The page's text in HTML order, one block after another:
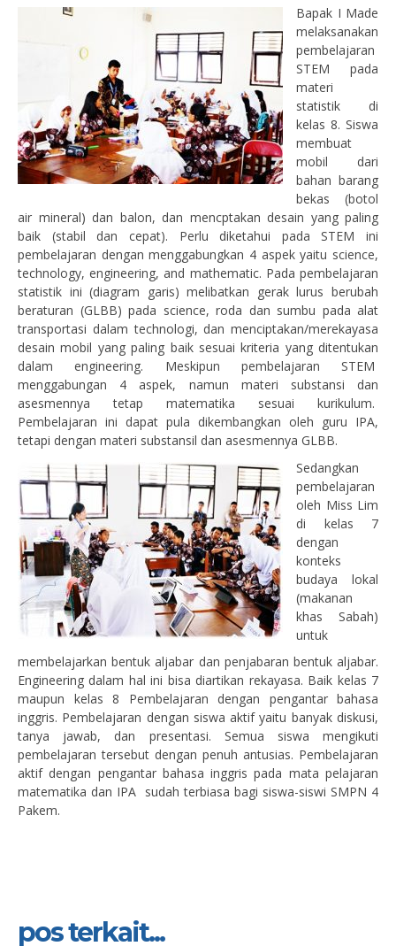
Bapak I Made
melaksanakan
pembelajaran
STEM pada
materi
statistik di
kelas 8. Siswa
membuat
mobil dari
bahan barang
bekas (botol
air mineral) dan balon, dan mencptakan desain yang paling
baik (stabil dan cepat). Perlu diketahui pada STEM ini
pembelajaran dengan menggabungkan 4 aspek yaitu science,
technology, engineering, and mathematic. Pada pembelajaran
statistik ini (diagram garis) melibatkan gerak lurus berubah
beraturan (GLBB) pada science, roda dan sumbu pada alat
transportasi dalam technologi, dan menciptakan/merekayasa
desain mobil yang paling baik sesuai kriteria yang ditentukan
dalam engineering. Meskipun pembelajaran STEM
menggabungan 4 aspek, namun materi substansi dan
asesmennya tetap matematika sesuai kurikulum.
Pembelajaran ini dapat pula dikembangkan oleh guru IPA,
tetapi dengan materi substansil dan asesmennya GLBB.
Sedangkan
pembelajaran
oleh Miss Lim
di kelas 7
dengan
konteks
budaya lokal
(makanan
khas Sabah)
untuk
membelajarkan bentuk aljabar dan penjabaran bentuk aljabar.
Engineering dalam hal ini bisa diartikan rekayasa. Baik kelas 7
maupun kelas 8 Pembelajaran dengan pengantar bahasa
inggris. Pembelajaran dengan siswa aktif yaitu banyak diskusi,
tanya jawab, dan presentasi. Semua siswa mengikuti
pembelajaran tersebut dengan penuh antusias. Pembelajaran
aktif dengan pengantar bahasa inggris pada mata pelajaran
matematika dan IPA sudah terbiasa bagi siswa-siswi SMPN 4
Pakem.
pos terkait...